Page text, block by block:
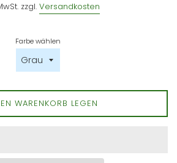
zzgl. Versandkosten
Farbe wählen
WARENKORB LEGEN